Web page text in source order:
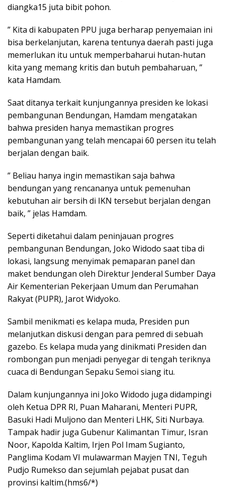
diangka15 juta bibit pohon.
” Kita di kabupaten PPU juga berharap penyemaian ini
bisa berkelanjutan, karena tentunya daerah pasti juga
memerlukan itu untuk memperbaharui hutan-hutan
kita yang memang kritis dan butuh pembaharuan, ”
kata Hamdam.
Saat ditanya terkait kunjungannya presiden ke lokasi
pembangunan Bendungan, Hamdam mengatakan
bahwa presiden hanya memastikan progres
pembangunan yang telah mencapai 60 persen itu telah
berjalan dengan baik.
” Beliau hanya ingin memastikan saja bahwa
bendungan yang rencananya untuk pemenuhan
kebutuhan air bersih di IKN tersebut berjalan dengan
baik, ” jelas Hamdam.
Seperti diketahui dalam peninjauan progres
pembangunan Bendungan, Joko Widodo saat tiba di
lokasi, langsung menyimak pemaparan panel dan
maket bendungan oleh Direktur Jenderal Sumber Daya
Air Kementerian Pekerjaan Umum dan Perumahan
Rakyat (PUPR), Jarot Widyoko.
Sambil menikmati es kelapa muda, Presiden pun
melanjutkan diskusi dengan para pemred di sebuah
gazebo. Es kelapa muda yang dinikmati Presiden dan
rombongan pun menjadi penyegar di tengah teriknya
cuaca di Bendungan Sepaku Semoi siang itu.
Dalam kunjungannya ini Joko Widodo juga didampingi
oleh Ketua DPR RI, Puan Maharani, Menteri PUPR,
Basuki Hadi Muljono dan Menteri LHK, Siti Nurbaya.
Tampak hadir juga Gubenur Kalimantan Timur, Isran
Noor, Kapolda Kaltim, Irjen Pol Imam Sugianto,
Panglima Kodam VI mulawarman Mayjen TNI, Teguh
Pudjo Rumekso dan sejumlah pejabat pusat dan
provinsi kaltim.(hms6/*)